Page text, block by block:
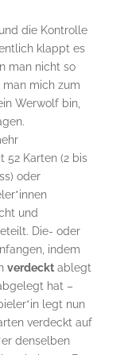
die Kontrolle
klappt es
man nicht so
man mich zum
Werwolf bin,
52 Karten (2 bis
oder
und
Die- oder
indem
verdecktablegt
hat –
legt nun
verdeckt auf
denselben